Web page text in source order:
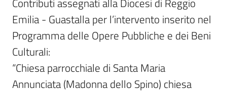
Emilia - Guastalla per l’intervento inserito nel
Programma delle Opere Pubbliche e dei Beni
Culturali:
“Chiesa parrocchiale di Santa Maria
Annunciata (Madonna dello Spino) chiesa